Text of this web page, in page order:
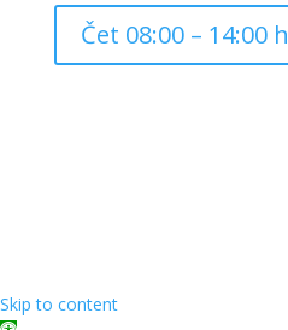
Čet 08:00 – 14:00 h
Skip to content